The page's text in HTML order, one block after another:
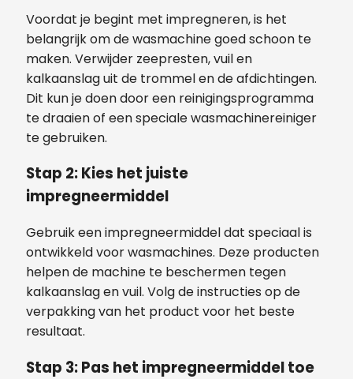
Voordat je begint met impregneren, is het
belangrijk om de wasmachine goed schoon te
maken. Verwijder zeepresten, vuil en
kalkaanslag uit de trommel en de afdichtingen.
Dit kun je doen door een reinigingsprogramma
te draaien of een speciale wasmachinereiniger
te gebruiken.
Stap 2:Kies het juiste
impregneermiddel
Gebruik een impregneermiddel dat speciaal is
ontwikkeld voor wasmachines. Deze producten
helpen de machine te beschermen tegen
kalkaanslag en vuil. Volg de instructies op de
verpakking van het product voor het beste
resultaat.
Stap 3:Pas het impregneermiddel toe